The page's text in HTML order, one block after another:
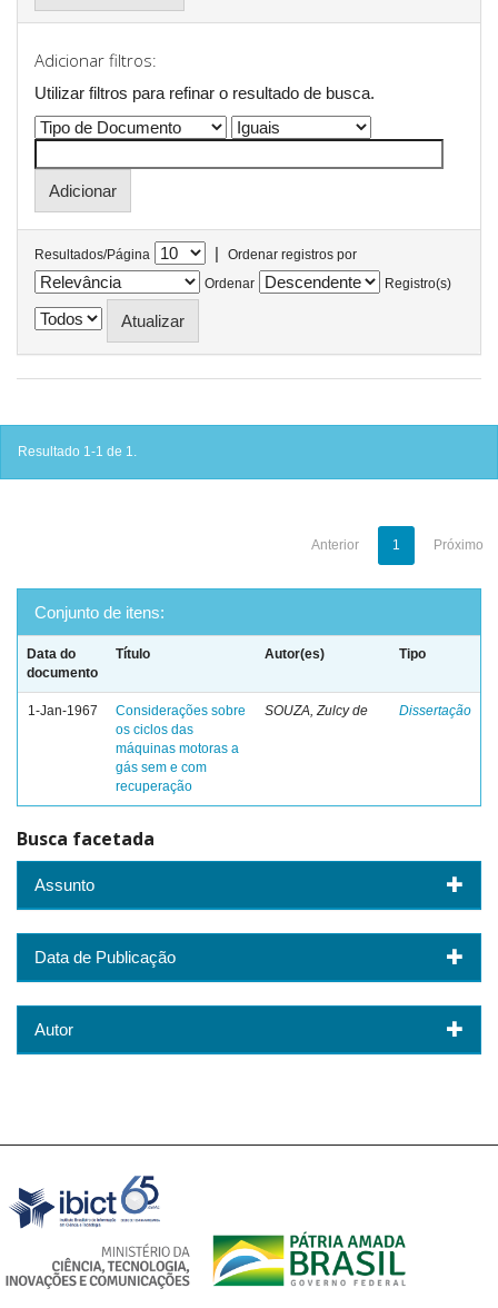
Adicionar filtros:
Utilizar filtros para refinar o resultado de busca.
Resultados/Página |
Ordenar registros por
Ordenar
Registro(s)
Resultado 1-1 de 1.
Anterior 1 Próximo
Conjunto de itens:
Data do
documento
Título Autor(es) Tipo
1-Jan-1967
Considerações sobre
os ciclos das
máquinas motoras a
gás sem e com
recuperação
SOUZA, Zulcy de Dissertação
Busca facetada
Assunto
Data de Publicação
Autor